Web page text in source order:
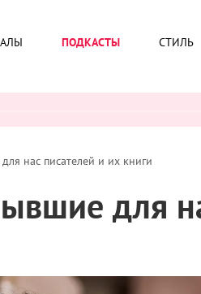
ПОДКАСТЫ СТИЛЬ
нас писателей и их книги
для